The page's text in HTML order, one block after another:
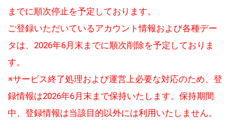
までに順次停止を予定しております。
ご登録いただいているアカウント情報および各種デー
タは、2026年6月末までに順次削除を予定しておりま
す。
※サービス終了処理および運営上必要な対応のため、登
録情報は2026年6月末まで保持いたします。保持期間
中、登録情報は当該目的以外には利用いたしません。